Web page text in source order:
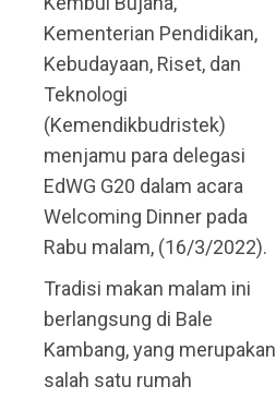
Kementerian Pendidikan,
Kebudayaan, Riset, dan
Teknologi
(Kemendikbudristek)
menjamu para delegasi
EdWG G20 dalam acara
Welcoming Dinner pada
Rabu malam, (16/3/2022).
Tradisi makan malam ini
berlangsung di Bale
Kambang, yang merupakan
salah satu rumah